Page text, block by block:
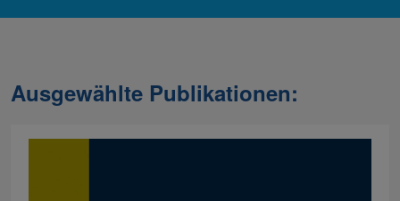
Ausgewählte Publikationen: